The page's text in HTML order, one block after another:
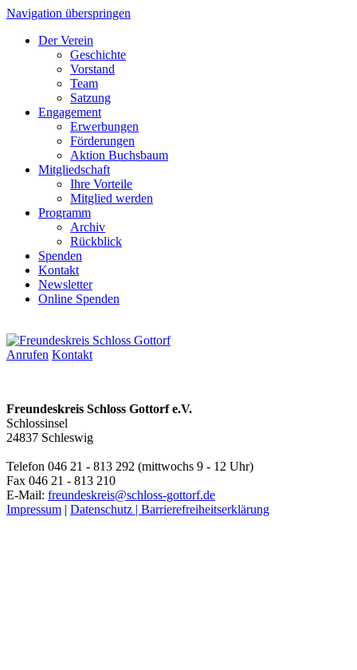
Navigation überspringen
Der Verein
Geschichte
Vorstand
Team
Satzung
Engagement
Erwerbungen
Förderungen
Aktion Buchsbaum
Mitgliedschaft
Ihre Vorteile
Mitglied werden
Programm
Archiv
Rückblick
Spenden
Kontakt
Newsletter
Online Spenden
Anrufen Kontakt
Freundeskreis Schloss Gottorf e.V.
Schlossinsel
24837 Schleswig
Telefon 046 21 - 813 292 (mittwochs 9 - 12 Uhr)
Fax 046 21 - 813 210
E-Mail: freundeskreis@schloss-gottorf.de
Impressum | Datenschutz | Barrierefreiheitserklärung